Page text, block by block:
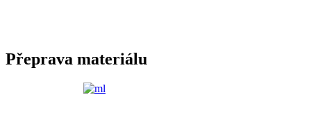
Přeprava materiálu